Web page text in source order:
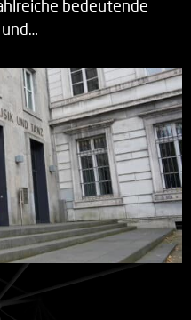
bedeutende